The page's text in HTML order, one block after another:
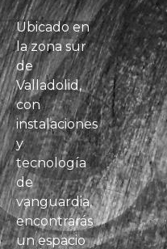
Ubicado en
la zona sur
de
Valladolid,
con
instalaciones
y
tecnología
de
vanguardia,
encontrarás
un espacio